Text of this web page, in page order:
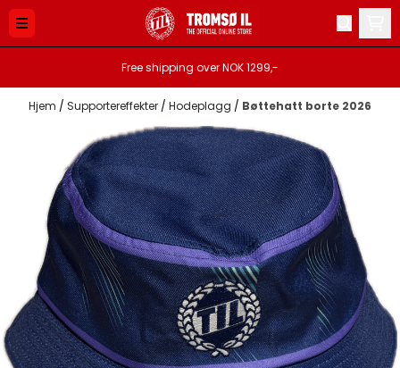
Hopp til innhold
Free shipping over NOK 1299,-
Hjem / Supportereffekter / Hodeplagg / Bøttehatt borte 2026